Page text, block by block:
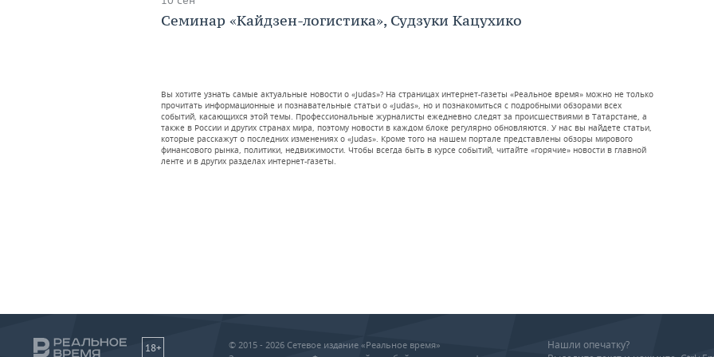
Семинар «Кайдзен-логистика», Судзуки Кацухико
Вы хотите узнать самые актуальные новости о «Judas»? На страницах интернет-газеты «Реальное время» можно не только
прочитать информационные и познавательные статьи о «Judas», но и познакомиться с подробными обзорами всех
событий, касающихся этой темы. Профессиональные журналисты ежедневно следят за происшествиями в Татарстане, а
также в России и других странах мира, поэтому новости в каждом блоке регулярно обновляются. У нас вы найдете статьи,
которые расскажут о последних изменениях о «Judas». Кроме того на нашем портале представлены обзоры мирового
финансового рынка, политики, недвижимости. Чтобы всегда быть в курсе событий, читайте «горячие» новости в главной
ленте и в других разделах интернет-газеты.
18+
© 2015 - 2026 Сетевое издание «Реальное время»
Нашли опечатку?